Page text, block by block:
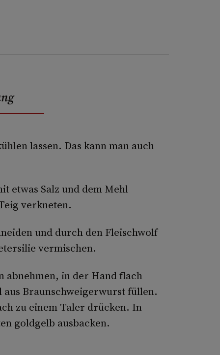
lassen. Das kann man auch
etwas Salz und dem Mehl
verkneten.
und durch den Fleischwolf
vermischen.
abnehmen, in der Hand flach
Braunschweigerwurst füllen.
zu einem Taler drücken. In
goldgelb ausbacken.